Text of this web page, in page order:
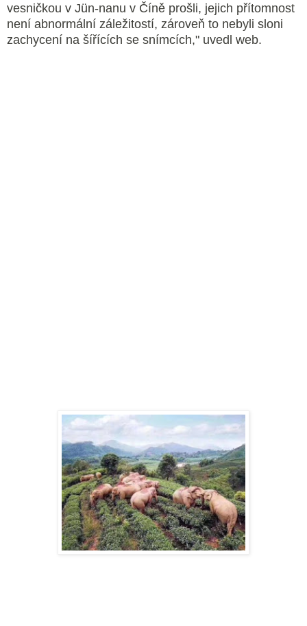
vesničkou v Jün-nanu v Číně prošli, jejich přítomnost
není abnormální záležitostí, zároveň to nebyli sloni
zachycení na šířících se snímcích," uvedl web.